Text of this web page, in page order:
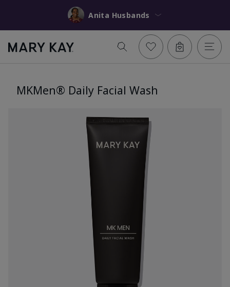
Anita Husbands
MKMen® Daily Facial Wash